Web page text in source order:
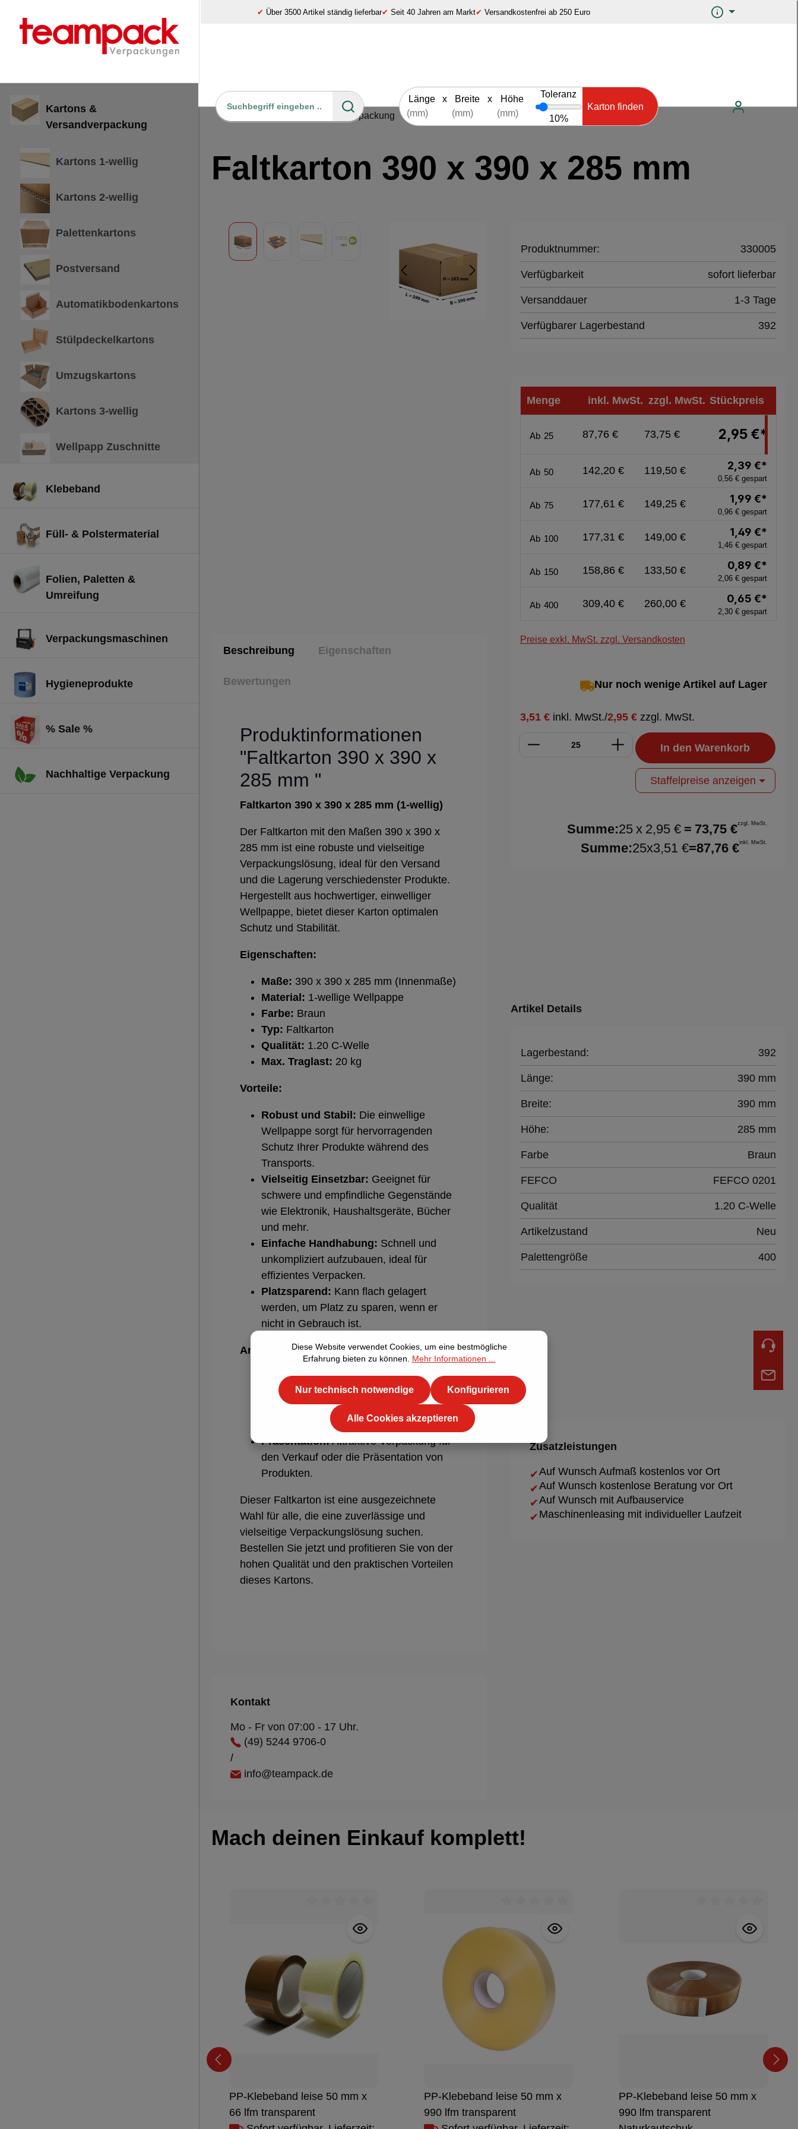
springen ✔ Über 3500 Artikel ständig lieferbar✔ Seit 40 Jahren am Markt✔ Versandkostenfrei ab 250 Euro
Länge x Breite x Höhe Toleranz
10%
Karton finden
Kartons &
Versandverpackung
Kartons 1-wellig
Kartons 2-wellig
Palettenkartons
Postversand
Automatikbodenkartons
Stülpdeckelkartons
Umzugskartons
Kartons 3-wellig
Wellpapp Zuschnitte
Klebeband
Füll- & Polstermaterial
Folien, Paletten &
Umreifung
Verpackungsmaschinen
Hygieneprodukte
% Sale %
Nachhaltige Verpackung
Home Kartons & Versandverpackung
Faltkarton 390 x 390 x 285 mm
Produktnummer: 330005
Verfügbarkeit sofort lieferbar
Versanddauer 1-3 Tage
Verfügbarer Lagerbestand 392
Menge inkl. MwSt. zzgl. MwSt. Stückpreis
Ab 25 87,76 € 73,75 € 2,95 €*
Ab 50 142,20 € 119,50 € 2,39 €*
0,56 € gespart
Ab 75 177,61 € 149,25 € 1,99 €*
0,96 € gespart
Ab 100 177,31 € 149,00 € 1,49 €*
1,46 € gespart
Ab 150 158,86 € 133,50 € 0,89 €*
2,06 € gespart
Ab 400 309,40 € 260,00 € 0,65 €*
2,30 € gespart
Preise exkl. MwSt. zzgl. Versandkosten
Nur noch wenige Artikel auf Lager
3,51 € inkl. MwSt./2,95 € zzgl. MwSt.
In den Warenkorb
Staffelpreise anzeigen
Summe:25 x 2,95 € = 73,75 €zzgl. MwSt.
Summe:25x3,51 €=87,76 €inkl. MwSt.
Beschreibung Eigenschaften
Bewertungen
Produktinformationen
"Faltkarton 390 x 390 x
285 mm "
Faltkarton 390 x 390 x 285 mm (1-wellig)
Der Faltkarton mit den Maßen 390 x 390 x
285 mm ist eine robuste und vielseitige
Verpackungslösung, ideal für den Versand
und die Lagerung verschiedenster Produkte.
Hergestellt aus hochwertiger, einwelliger
Wellpappe, bietet dieser Karton optimalen
Schutz und Stabilität.
Eigenschaften:
Maße: 390 x 390 x 285 mm (Innenmaße)
Material: 1-wellige Wellpappe
Farbe: Braun
Typ: Faltkarton
Qualität: 1.20 C-Welle
Max. Traglast: 20 kg
Vorteile:
Robust und Stabil: Die einwellige
Wellpappe sorgt für hervorragenden
Schutz Ihrer Produkte während des
Transports.
Vielseitig Einsetzbar: Geeignet für
schwere und empfindliche Gegenstände
wie Elektronik, Haushaltsgeräte, Bücher
und mehr.
Einfache Handhabung: Schnell und
unkompliziert aufzubauen, ideal für
effizientes Verpacken.
Platzsparend: Kann flach gelagert
werden, um Platz zu sparen, wenn er
nicht in Gebrauch ist.
Anwendungsbereiche:
Versand:Sicherer Versand von
Produkten aller Art.
Ideal zur Aufbewahrung von
Waren im Lager oder im Büro.
Präsentation:Attraktive Verpackung für
den Verkauf oder die Präsentation von
Produkten.
Dieser Faltkarton ist eine ausgezeichnete
Wahl für alle, die eine zuverlässige und
vielseitige Verpackungslösung suchen.
Bestellen Sie jetzt und profitieren Sie von der
hohen Qualität und den praktischen Vorteilen
dieses Kartons.
Artikel Details
Lagerbestand: 392
Länge: 390 mm
Breite: 390 mm
Höhe: 285 mm
Farbe Braun
FEFCO FEFCO 0201
Qualität 1.20 C-Welle
Artikelzustand Neu
Palettengröße 400
Kontakt
Mo - Fr von 07:00 - 17 Uhr.
(49) 5244 9706-0
/
info@teampack.de
Zusatzleistungen
✔Auf Wunsch Aufmaß kostenlos vor Ort
✔Auf Wunsch kostenlose Beratung vor Ort
✔Auf Wunsch mit Aufbauservice
✔ Maschinenleasing mit individueller Laufzeit
Mach deinen Einkauf komplett!
PP-Klebeband leise 50 mm x
66 lfm transparent
PP-Klebeband leise 50 mm x
990 lfm transparent
PP-Klebeband leise 50 mm x
990 lfm transparent
Diese Website verwendet Cookies, um eine bestmögliche
Erfahrung bieten zu können. Mehr Informationen ...
Nur technisch notwendige Konfigurieren
Alle Cookies akzeptieren